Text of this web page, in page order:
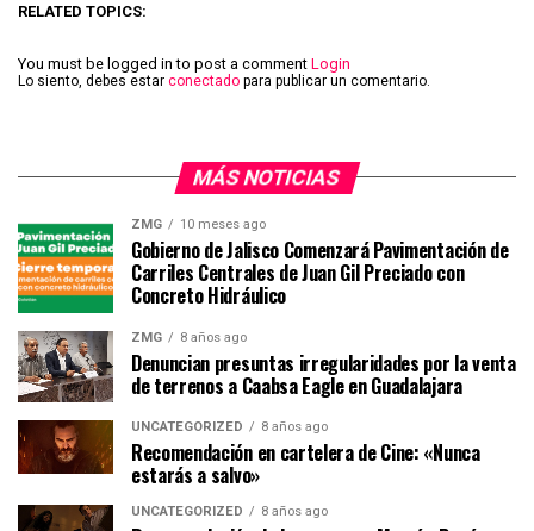
RELATED TOPICS:
You must be logged in to post a comment Login
Lo siento, debes estar conectado para publicar un comentario.
MÁS NOTICIAS
ZMG 10 meses ago
Gobierno de Jalisco Comenzará Pavimentación de
Carriles Centrales de Juan Gil Preciado con
Concreto Hidráulico
ZMG 8 años ago
Denuncian presuntas irregularidades por la venta
de terrenos a Caabsa Eagle en Guadalajara
UNCATEGORIZED 8 años ago
Recomendación en cartelera de Cine: «Nunca
estarás a salvo»
UNCATEGORIZED 8 años ago